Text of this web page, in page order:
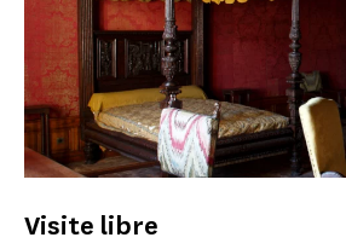
Visite libre